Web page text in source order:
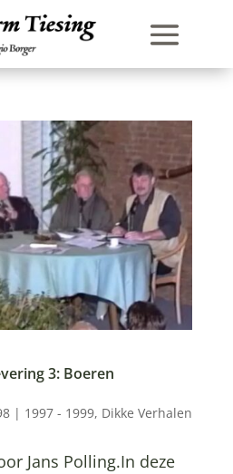
3: Boeren
| 1997 - 1999, Dikke Verhalen
Jans Polling.In deze